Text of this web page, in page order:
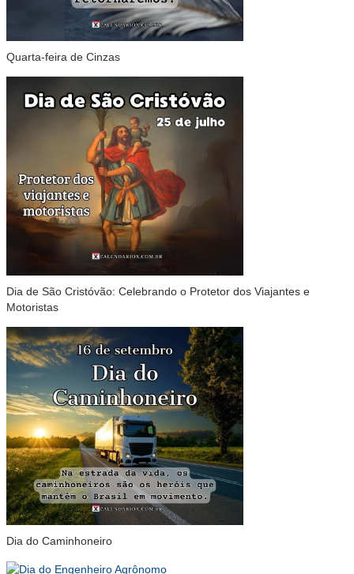
Quarta-feira de Cinzas
Dia de São Cristóvão: Celebrando o Protetor dos Viajantes e
Motoristas
Dia do Caminhoneiro